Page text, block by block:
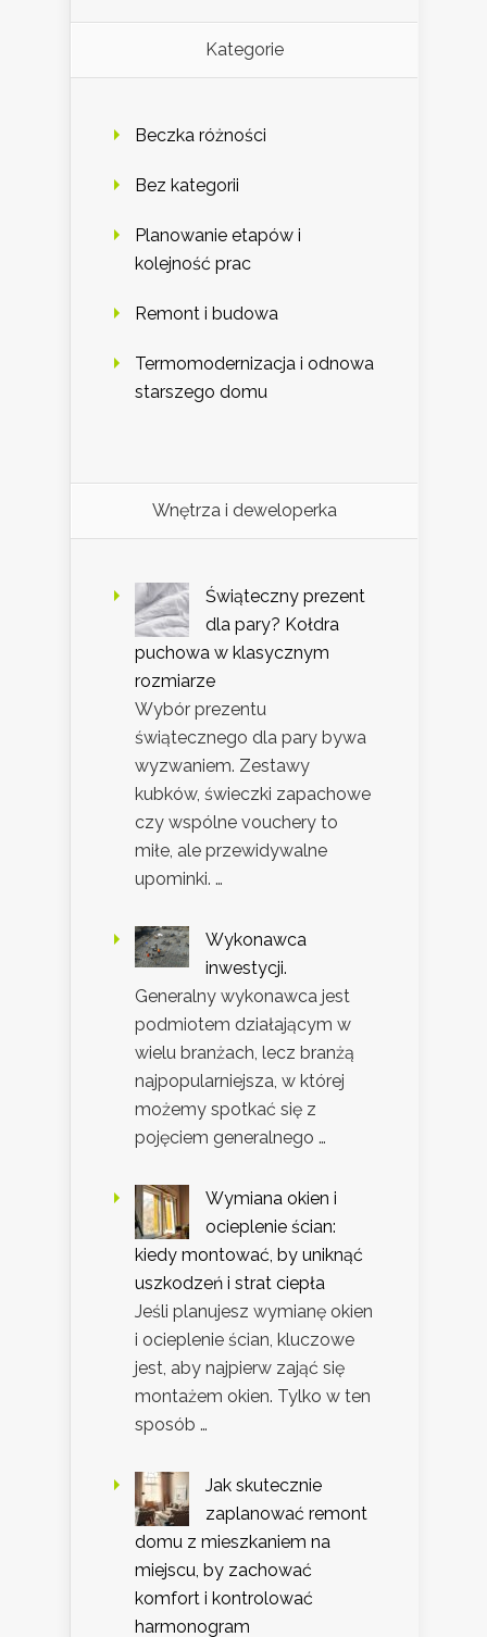
Kategorie
Beczka różności
Bez kategorii
Planowanie etapów i
kolejność prac
Remont i budowa
Termomodernizacja i odnowa
starszego domu
Wnętrza i deweloperka
Świąteczny prezent
dla pary? Kołdra
puchowa w klasycznym
rozmiarze
Wybór prezentu
świątecznego dla pary bywa
wyzwaniem. Zestawy
kubków, świeczki zapachowe
czy wspólne vouchery to
miłe, ale przewidywalne
upominki. …
Wykonawca
inwestycji.
Generalny wykonawca jest
podmiotem działającym w
wielu branżach, lecz branżą
najpopularniejsza, w której
możemy spotkać się z
pojęciem generalnego …
Wymiana okien i
ocieplenie ścian:
kiedy montować, by uniknąć
uszkodzeń i strat ciepła
Jeśli planujesz wymianę okien
i ocieplenie ścian, kluczowe
jest, aby najpierw zająć się
montażem okien. Tylko w ten
sposób …
Jak skutecznie
zaplanować remont
domu z mieszkaniem na
miejscu, by zachować
komfort i kontrolować
harmonogram